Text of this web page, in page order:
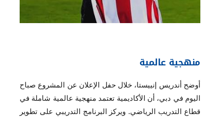
منهجية عالمية
أوضح أندريس إنييستا، خلال حفل الإعلان عن المشروع صباح
اليوم في دبي، أن الأكاديمية تعتمد منهجية عالمية شاملة في
قطاع التدريب الرياضي. ويركز البرنامج التدريبي على تطوير